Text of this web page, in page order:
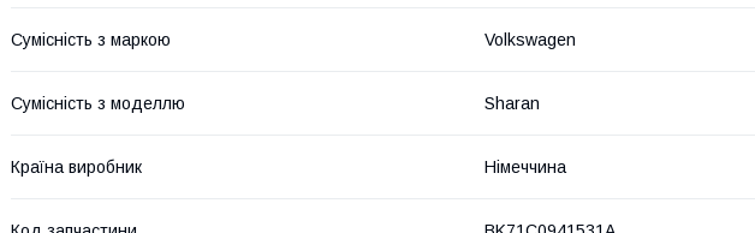
Сумісність з маркою Volkswagen
Сумісність з моделлю Sharan
Країна виробник Німеччина